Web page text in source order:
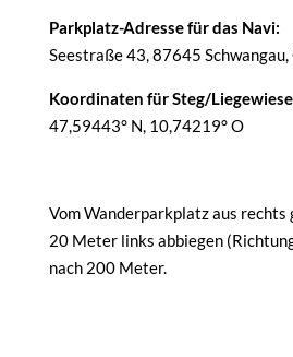
Parkplatz-Adresse für das Navi:
Seestraße 43, 87645
Koordinaten für Steg/
47,59443° N, 10,74219° O
Vom Wanderparkplatz aus rechts
20 Meter links abbiegen
nach 200 Meter.